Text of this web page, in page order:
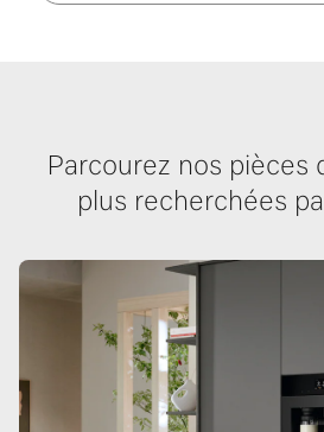
Parcourez nos pièces
plus recherchées